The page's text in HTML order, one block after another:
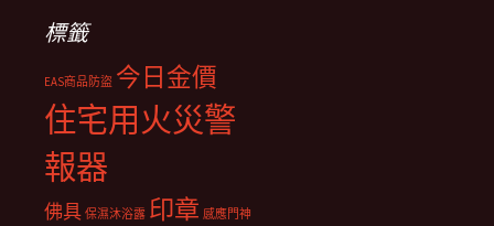
標籤
EAS商品防盜 今日金價
住宅用火災警
報器
佛具 保濕沐浴露 印章 感應門神